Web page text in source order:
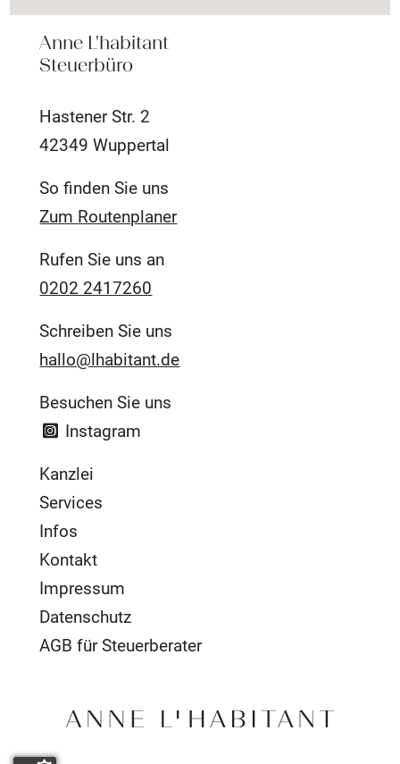
Anne L'habitant
Steuerbüro
Hastener Str. 2
42349 Wuppertal
So finden Sie uns
Zum Routenplaner
Rufen Sie uns an
0202 2417260
Schreiben Sie uns
hallo@lhabitant.de
Besuchen Sie uns
Instagram
Kanzlei
Services
Infos
Kontakt
Impressum
Datenschutz
AGB für Steuerberater